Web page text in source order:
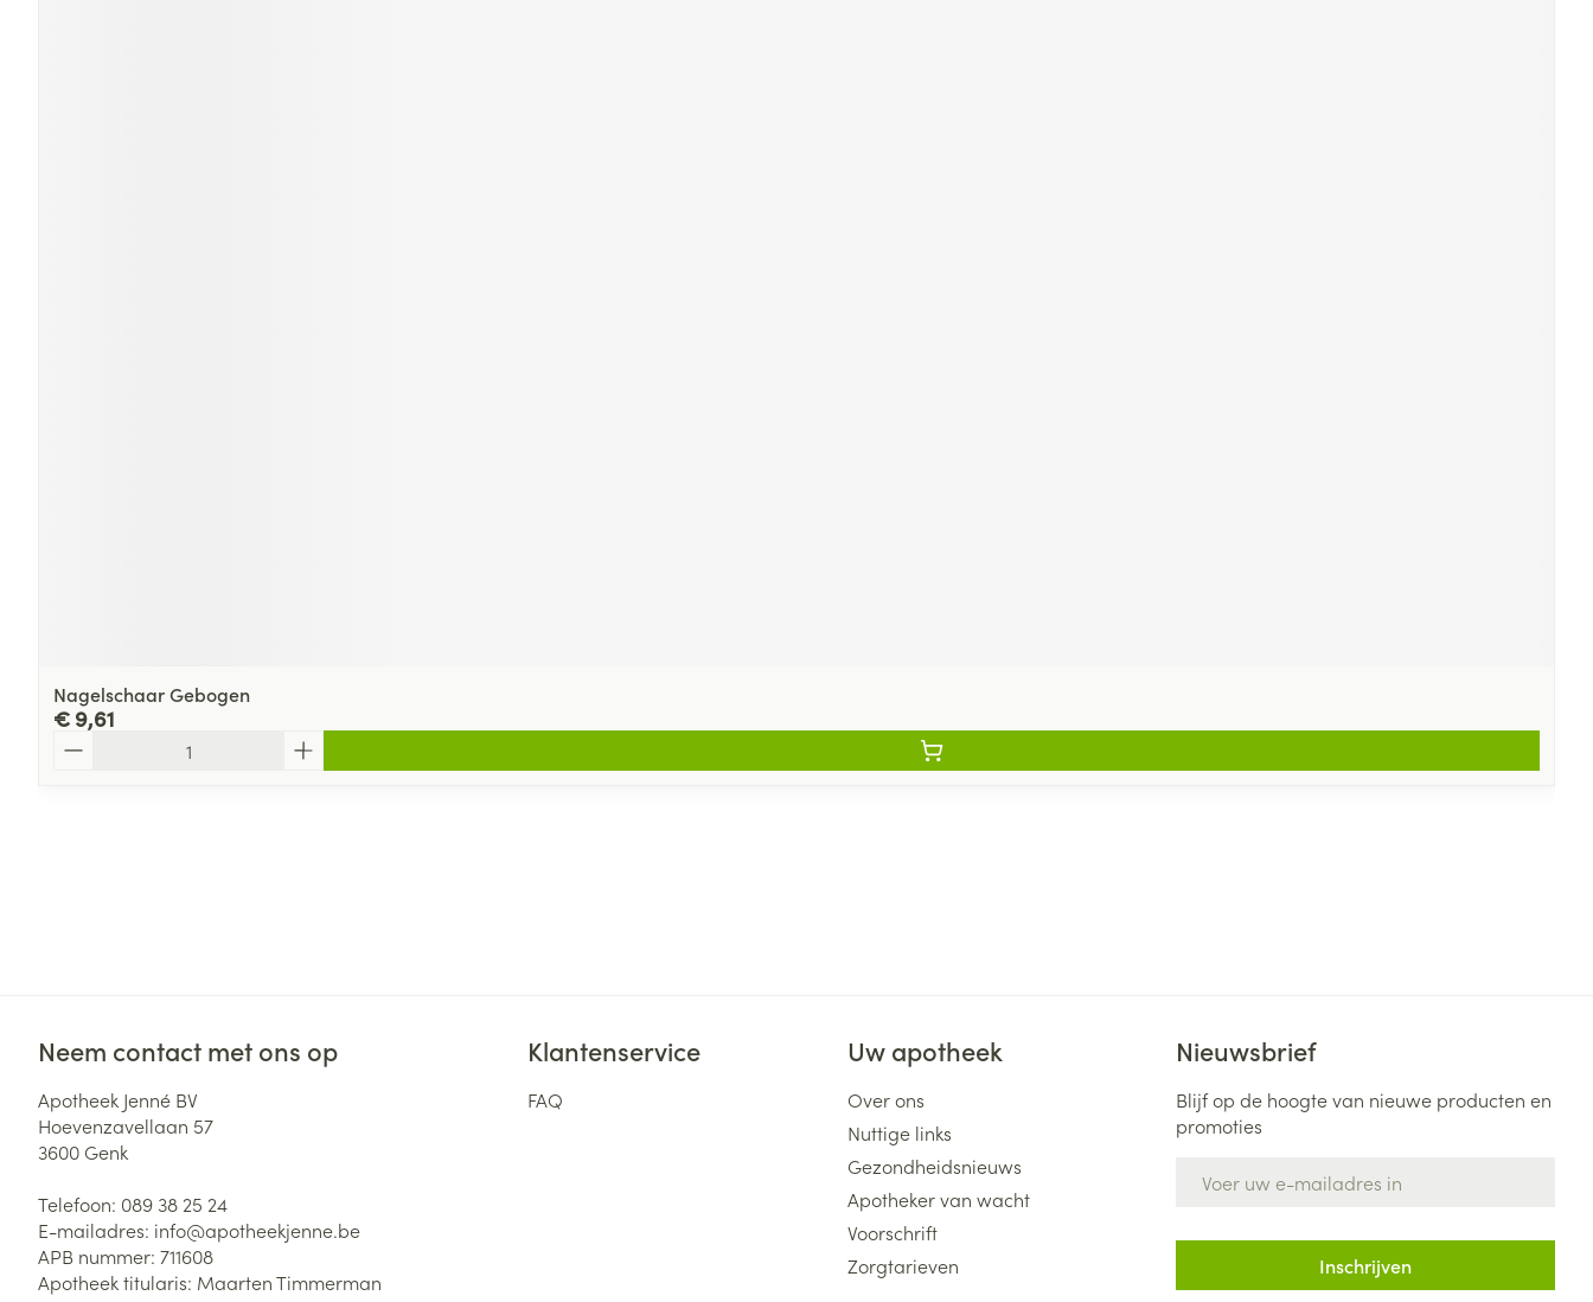
Nagelschaar Gebogen
€ 9,61
Neem contact met ons op
Apotheek Jenné BV
Hoevenzavellaan 57
3600 Genk
Telefoon: 089 38 25 24
E-mailadres: info@apotheekjenne.be
APB nummer: 711608
Apotheek titularis: Maarten Timmerman
Klantenservice
FAQ
Uw apotheek
Over ons
Nuttige links
Gezondheidsnieuws
Apotheker van wacht
Voorschrift
Zorgtarieven
Nieuwsbrief
Blijf op de hoogte van nieuwe producten en
promoties
Inschrijven